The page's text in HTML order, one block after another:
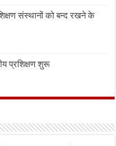
संस्थानों को बन्द रखने के
प्रशिक्षण शुरू